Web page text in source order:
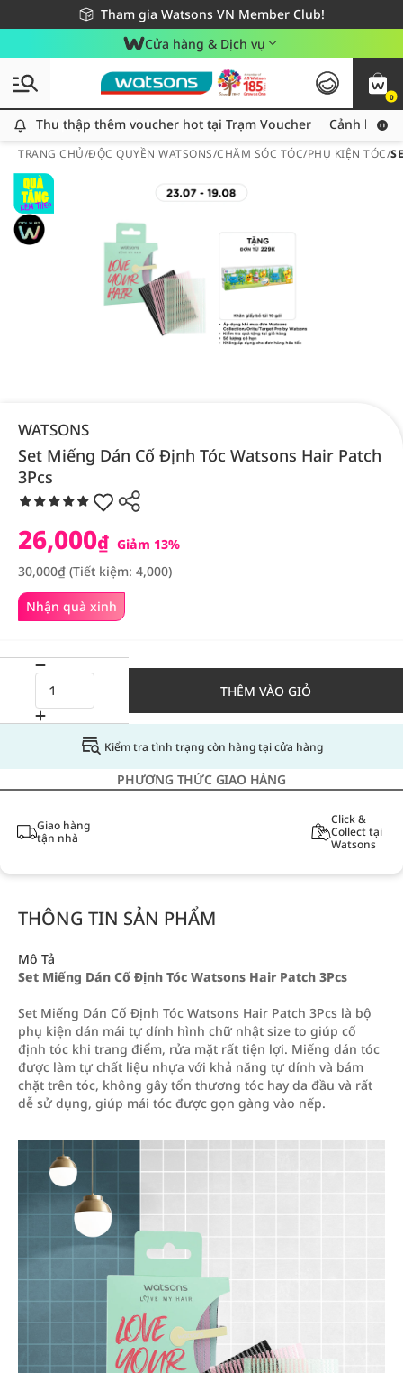
Tham gia Watsons VN Member Club!
Miễn phí giao hàng cho đơn hàng từ 249,000Đ
Giao hàng nhanh 24h - Áp dụng khu vực TP. Hồ Chí Minh
Cửa hàng & Dịch vụ
0
Thu thập thêm voucher hot tại Trạm Voucher
Thu thập thêm voucher hot tại Trạm Voucher Cảnh báo
TRANG CHỦ/ĐỘC QUYỀN WATSONS/CHĂM SÓC TÓC/PHỤ KIỆN TÓC/
WATSONS
Set Miếng Dán Cố Định Tóc Watsons Hair Patch
3Pcs
Nhận quà xinh
26,000₫ Giảm 13%
30,000₫(Tiết kiệm: 4,000)
THÊM VÀO GIỎ
Kiểm tra tình trạng còn hàng tại cửa hàng
PHƯƠNG THỨC GIAO HÀNG
Giao hàng
tận nhà
Click &
Collect tại
Watsons
THÔNG TIN SẢN PHẨM
Mô Tả
Set Miếng Dán Cố Định Tóc Watsons Hair Patch 3Pcs
Set Miếng Dán Cố Định Tóc Watsons Hair Patch 3Pcs là bộ
phụ kiện dán mái tự dính hình chữ nhật size to giúp cố
định tóc khi trang điểm, rửa mặt rất tiện lợi. Miếng dán tóc
được làm tự chất liệu nhựa với khả năng tự dính và bám
chặt trên tóc, không gây tổn thương tóc hay da đầu và rất
dễ sử dụng, giúp mái tóc được gọn gàng vào nếp.